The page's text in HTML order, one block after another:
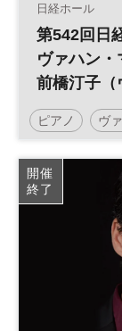
日経ホール
第542回日
ヴァハン
前橋汀子（
タル
ピアノ ヴ
コンサート
ミューズサロン
開催
終了